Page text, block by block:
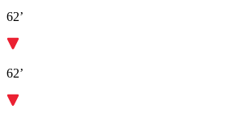
62’
62’